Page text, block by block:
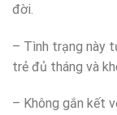
đời.
– Tình trạng này
trẻ đủ tháng và
– Không gắn kết